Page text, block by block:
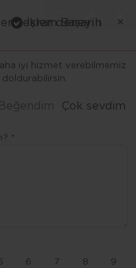
iyi hizmet verebilmemiz
doldurabilirsin.
Beğendim Çok sevdim
*
6 7 8 9
×
×
×
×
İşlem Başarılı ×
tekrar deneyin ×